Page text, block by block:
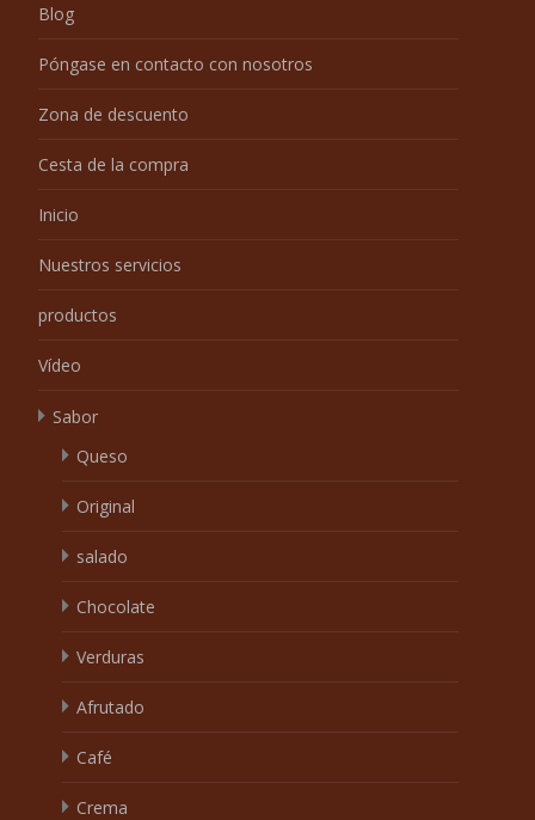
Blog
Póngase en contacto con nosotros
Zona de descuento
Cesta de la compra
Inicio
Nuestros servicios
productos
Vídeo
Sabor
Queso
Original
salado
Chocolate
Verduras
Afrutado
Café
Crema